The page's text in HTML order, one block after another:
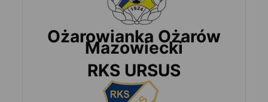
Ożarowianka Ożarów
Mazowiecki
RKS URSUS